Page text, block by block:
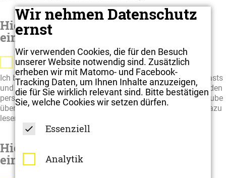
Hier haben wir externe Medien
eingebunden
Externe Medien
Ich bin damit einverstanden, dass mir künftig Videos, Podcasts
und andere externe Medien angezeigt werden. Dadurch werden
personenbezogene Daten an Drittplattformen wie z.B. YouTube
übermittelt. ottomisu hat darauf keinen Einfluss. Näheres dazu
lesen Sie unserer
Hier haben wir externe Medien
eingebunden
Wir nehmen Datenschutz
ernst
Wir verwenden Cookies, die für den Besuch
unserer Website notwendig sind. Zusätzlich
erheben wir mit Matomo- und Facebook-
Tracking Daten, um Ihnen Inhalte anzuzeigen,
die für Sie wirklich relevant sind. Bitte bestätigen
Sie, welche Cookies wir setzen dürfen.
Essenziell
Analytik